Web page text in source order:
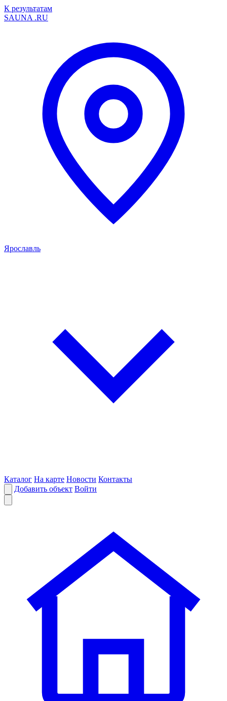
К результатам
SAUNA .RU
Ярославль
Каталог На карте Новости Контакты
Добавить объект Войти